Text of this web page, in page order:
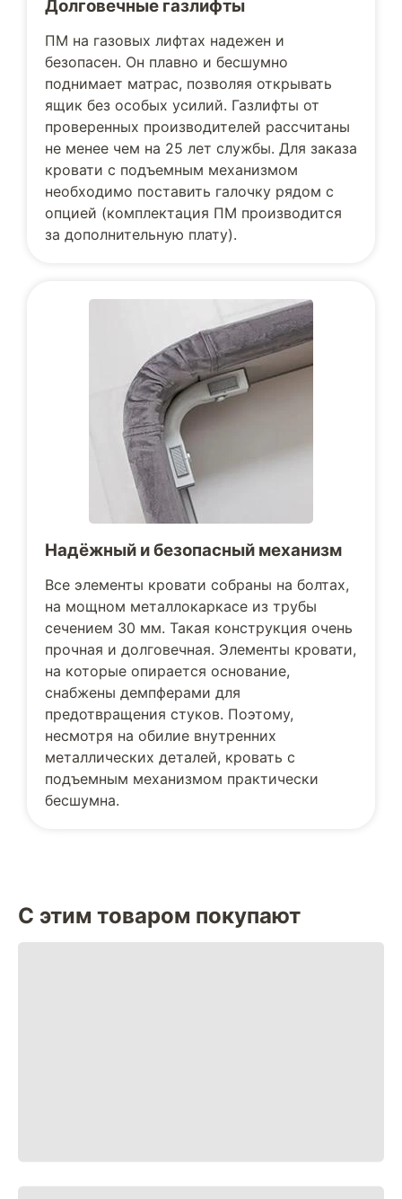
Долговечные газлифты
ПМ на газовых лифтах надежен и
безопасен. Он плавно и бесшумно
поднимает матрас, позволяя открывать
ящик без особых усилий. Газлифты от
проверенных производителей рассчитаны
не менее чем на 25 лет службы. Для заказа
кровати с подъемным механизмом
необходимо поставить галочку рядом с
опцией (комплектация ПМ производится
за дополнительную плату).
Надёжный и безопасный механизм
Все элементы кровати собраны на болтах,
на мощном металлокаркасе из трубы
сечением 30 мм. Такая конструкция очень
прочная и долговечная. Элементы кровати,
на которые опирается основание,
снабжены демпферами для
предотвращения стуков. Поэтому,
несмотря на обилие внутренних
металлических деталей, кровать с
подъемным механизмом практически
бесшумна.
С этим товаром покупают